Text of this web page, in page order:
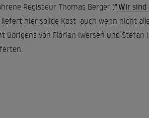
Regisseur Thomas Berger ("Wir sind
liefert hier solide Kost  auch wenn nicht
übrigens von Florian Iwersen und Stefan